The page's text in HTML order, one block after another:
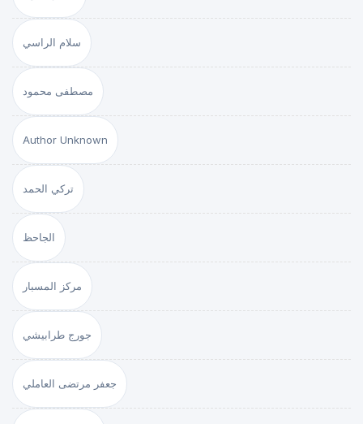
سلام الراسي
مصطفى محمود
Author Unknown
تركي الحمد
الجاحظ
مركز المسبار
جورج طرابيشي
جعفر مرتضى العاملي